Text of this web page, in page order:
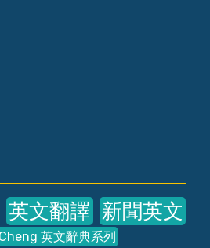
英文翻譯 新聞英文
英文辭典系列